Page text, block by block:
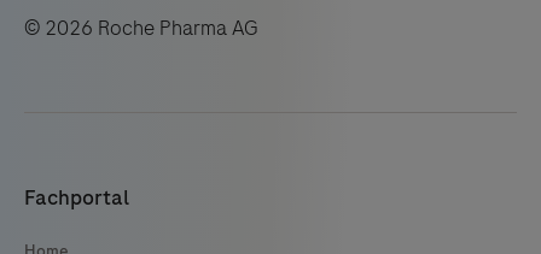
© 2026 Roche Pharma AG
Fachportal